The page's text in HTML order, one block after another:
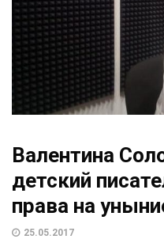
Валентина
детский
права на
25.05.2017